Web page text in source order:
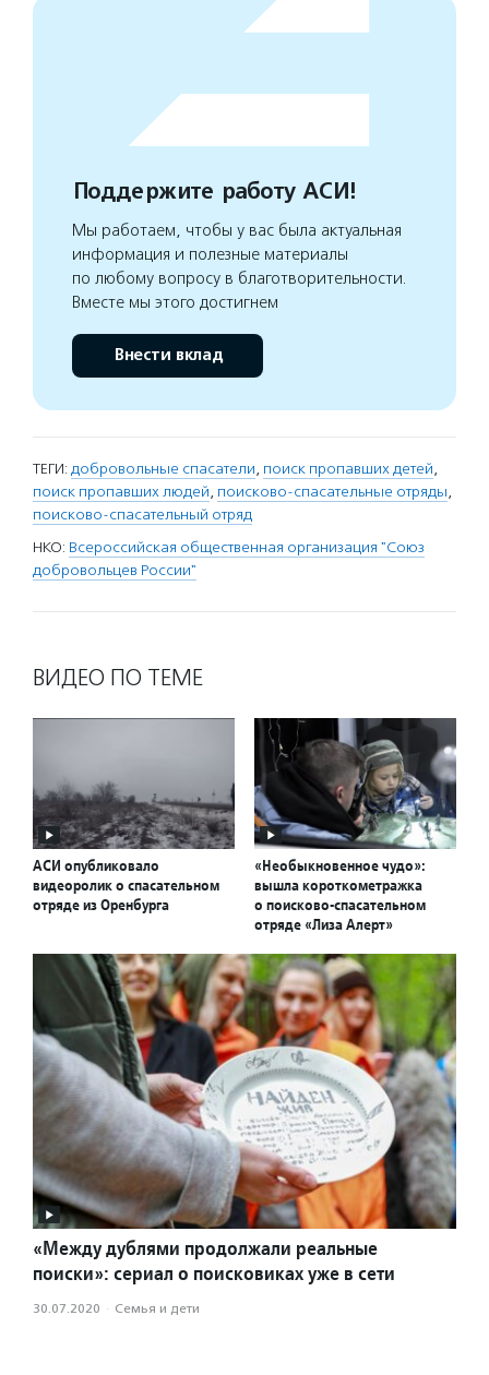
Поддержите работу АСИ!
Мы работаем, чтобы у вас была актуальная
информация и полезные материалы
по любому вопросу в благотворительности.
Вместе мы этого достигнем
Внести вклад
ТЕГИ: добровольные спасатели, поиск пропавших детей,
поиск пропавших людей, поисково-спасательные отряды,
поисково-спасательный отряд
НКО: Всероссийская общественная организация "Союз
добровольцев России"
ВИДЕО ПО ТЕМЕ
АСИ опубликовало
видеоролик о спасательном
отряде из Оренбурга
«Необыкновенное чудо»:
вышла короткометражка
о поисково-спасательном
отряде «Лиза Алерт»
«Между дублями продолжали реальные
поиски»: сериал о поисковиках уже в сети
30.07.2020 · Семья и дети